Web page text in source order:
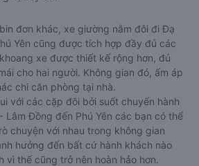
đơn khác, xe giường nằm đôi đi Đạ
Yên cũng được tích hợp đầy đủ các
xe được thiết kế rộng hơn, đủ
cho hai người. Không gian đó, ấm áp
chi căn phòng tại nhà.
với các cặp đôi bởi suốt chuyến hành
Lâm Đồng đến Phú Yên các bạn có thể
chuyện với nhau trong không gian
hưởng đến bất cứ hành khách nào
vì thế cũng trở nên hoàn hảo hơn.